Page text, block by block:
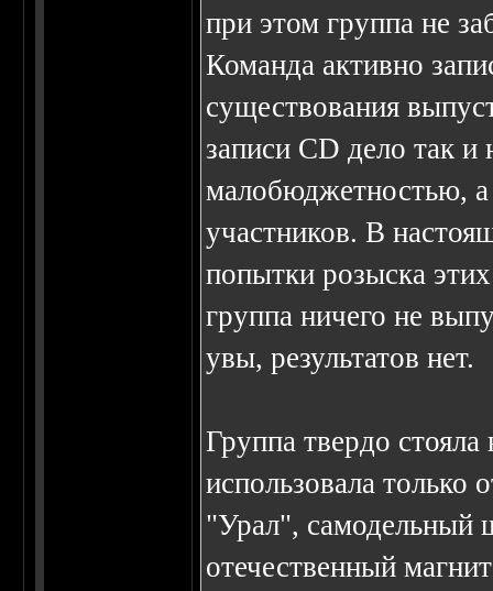
при этом группа не
Команда активно
существования
записи CD дело так и
малобюджетностью, а
участников. В
попытки розыска
группа ничего не
увы, результатов нет.
Группа твердо
использовала только
"Урал", самодельный
отечественный